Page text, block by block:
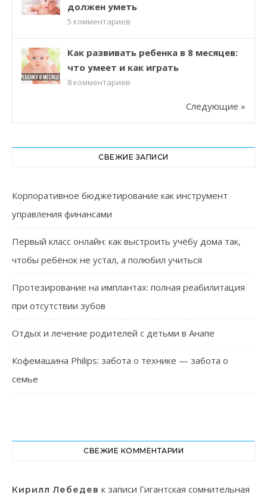
должен уметь
5 комментариев
Как развивать ребенка в 8 месяцев:
что умеет и как играть
8 комментариев
Следующие »
СВЕЖИЕ ЗАПИСИ
Корпоративное бюджетирование как инструмент
управления финансами
Первый класс онлайн: как выстроить учёбу дома так,
чтобы ребёнок не устал, а полюбил учиться
Протезирование на имплантах: полная реабилитация
при отсутствии зубов
Отдых и лечение родителей с детьми в Анапе
Кофемашина Philips: забота о технике — забота о
семье
СВЕЖИЕ КОММЕНТАРИИ
Кирилл Лебедев к записи Гигантская сомнительная